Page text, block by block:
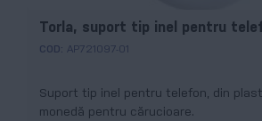
Torla, suport tip inel pentru
COD: AP721097-01
Suport tip inel pentru telefon, din
monedă pentru cărucioare.